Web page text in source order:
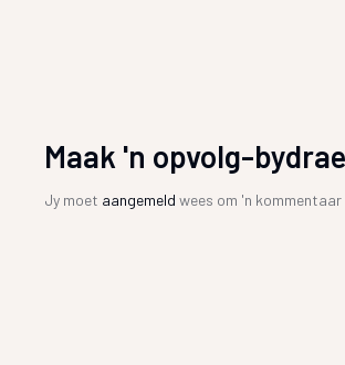
Maak 'n opvolg-bydrae
Jy moet aangemeld wees om 'n